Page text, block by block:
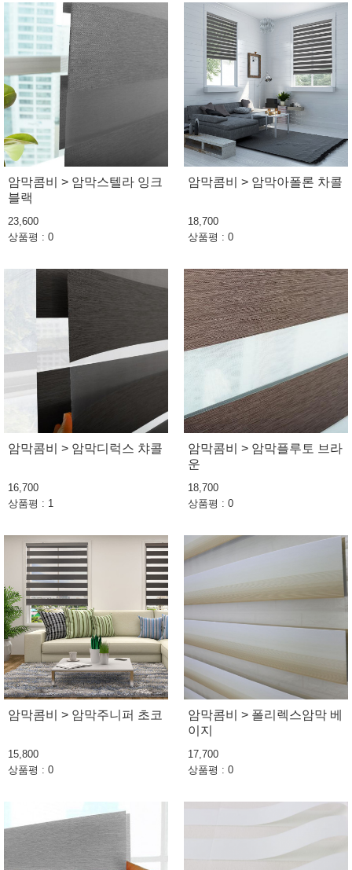
암막콤비 > 암막스텔라 잉크
블랙
23,600
상품평 : 0
암막콤비 > 암막아폴론 차콜
18,700
상품평 : 0
암막콤비 > 암막디럭스 챠콜
16,700
상품평 : 1
암막콤비 > 암막플루토 브라
운
18,700
상품평 : 0
암막콤비 > 암막주니퍼 초코
15,800
상품평 : 0
암막콤비 > 폴리렉스암막 베
이지
17,700
상품평 : 0